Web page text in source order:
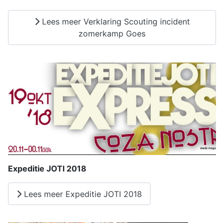
Lees meer Verklaring Scouting incident
zomerkamp Goes
Expeditie JOTI 2018
Lees meer Expeditie JOTI 2018